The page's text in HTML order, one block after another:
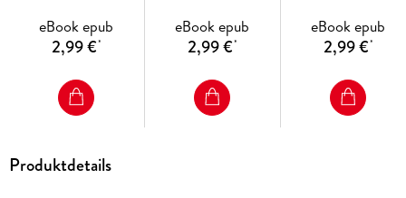
eBook epub
2,99 €*
eBook epub
2,99 €*
eBook epub
2,99 €*
Produktdetails